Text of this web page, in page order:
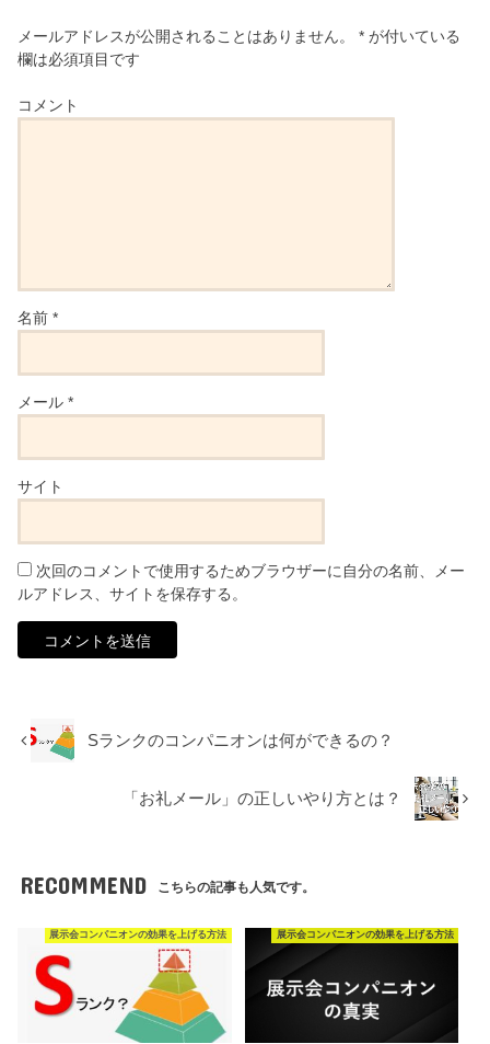
メールアドレスが公開されることはありません。 * が付いている
欄は必須項目です
コメント
名前*
メール*
サイト
次回のコメントで使用するためブラウザーに自分の名前、メー
ルアドレス、サイトを保存する。
Sランクのコンパニオンは何ができるの？
「お礼メール」の正しいやり方とは？
RECOMMEND こちらの記事も人気です。
展示会コンパニオンの効果を上げる方法 展示会コンパニオンの効果を上げる方法